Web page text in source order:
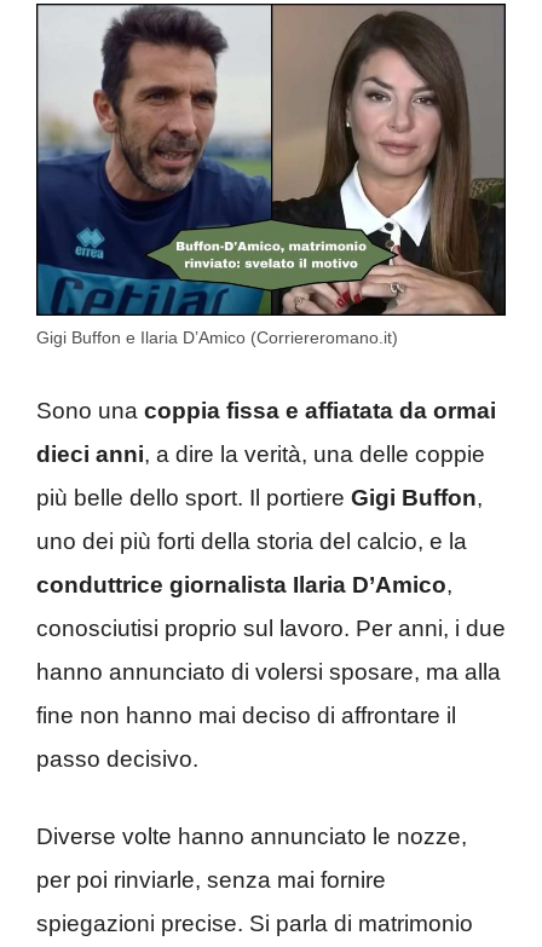
Gigi Buffon e Ilaria D’Amico (Corriereromano.it)
Sono una coppia fissa e affiatata da ormai
dieci anni, a dire la verità, una delle coppie
più belle dello sport. Il portiere Gigi Buffon,
uno dei più forti della storia del calcio, e la
conduttrice giornalista Ilaria D’Amico,
conosciutisi proprio sul lavoro. Per anni, i due
hanno annunciato di volersi sposare, ma alla
fine non hanno mai deciso di affrontare il
passo decisivo.
Diverse volte hanno annunciato le nozze,
per poi rinviarle, senza mai fornire
spiegazioni precise. Si parla di matrimonio